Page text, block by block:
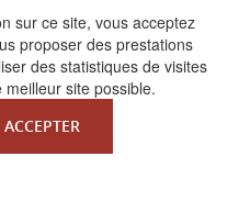
sur ce site, vous acceptez
proposer des prestations
des statistiques de visites
site possible.